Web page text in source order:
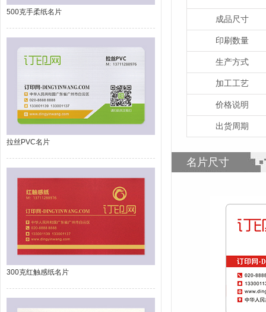
500克手柔纸名片
拉丝PVC名片
300克红触感纸名片
成品尺寸
印刷数量
生产方式
加工工艺
价格说明
出货周期
名片尺寸